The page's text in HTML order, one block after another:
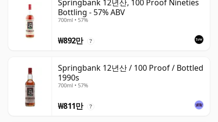
Springbank 12년산, 100 Proof Nineties
Bottling - 57% ABV
700ml • 57%
₩892만 ?
Springbank 12년산 / 100 Proof / Bottled
1990s
700ml • 57%
₩811만 ?